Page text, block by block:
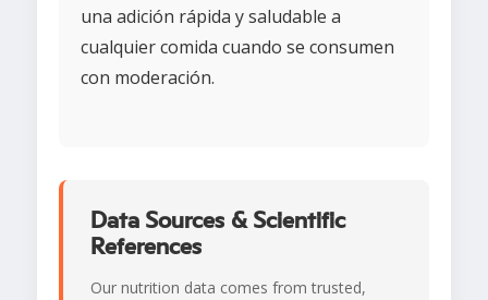
una adición rápida y saludable a
cualquier comida cuando se consumen
con moderación.
Data Sources & Scientific
References
Our nutrition data comes from trusted,